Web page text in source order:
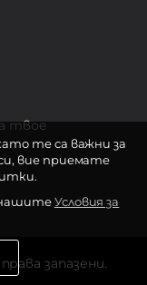
твое
запазени.
те са важни за
вие приемате
Условия за